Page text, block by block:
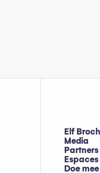
Elf
Media
Partners
Doe mee